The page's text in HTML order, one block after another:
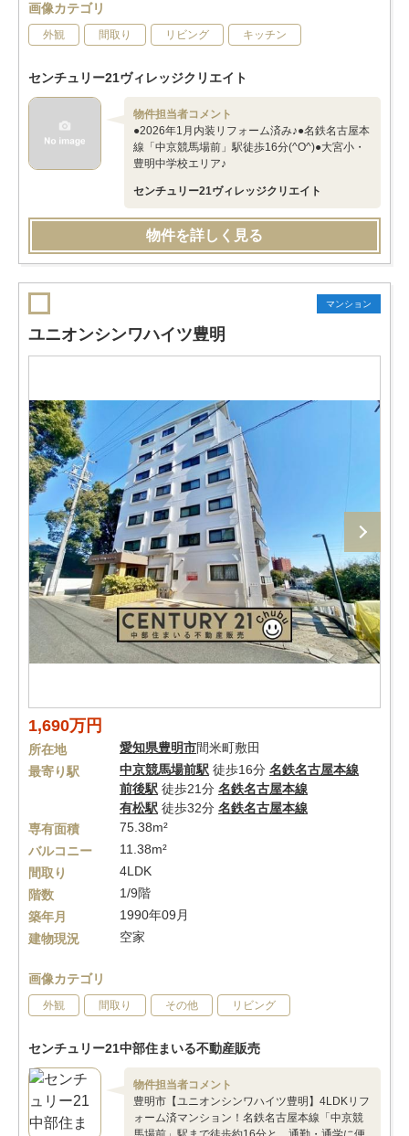
画像カテゴリ
外観 間取り リビング キッチン
センチュリー21ヴィレッジクリエイト
物件担当者コメント
●2026年1月内装リフォーム済み♪●名鉄名古屋本
線「中京競馬場前」駅徒歩16分(^O^)●大宮小・
豊明中学校エリア♪
センチュリー21ヴィレッジクリエイト
物件を詳しく見る
マンション
ユニオンシンワハイツ豊明
1,690万円
所在地 愛知県豊明市間米町敷田
最寄り駅
中京競馬場前駅 徒歩16分 名鉄名古屋本線
前後駅 徒歩21分 名鉄名古屋本線
有松駅 徒歩32分 名鉄名古屋本線
専有面積
75.38m²
バルコニー
11.38m²
間取り
4LDK
階数
1/9階
築年月
1990年09月
建物現況
空家
画像カテゴリ
外観 間取り その他 リビング
センチュリー21中部住まいる不動産販売
物件担当者コメント
豊明市【ユニオンシンワハイツ豊明】4LDKリフ
ォーム済マンション！名鉄名古屋本線「中京競